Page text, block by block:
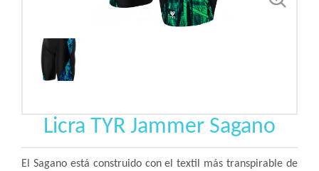
Licra TYR Jammer Sagano
El Sagano está construido con el textil más transpirable de